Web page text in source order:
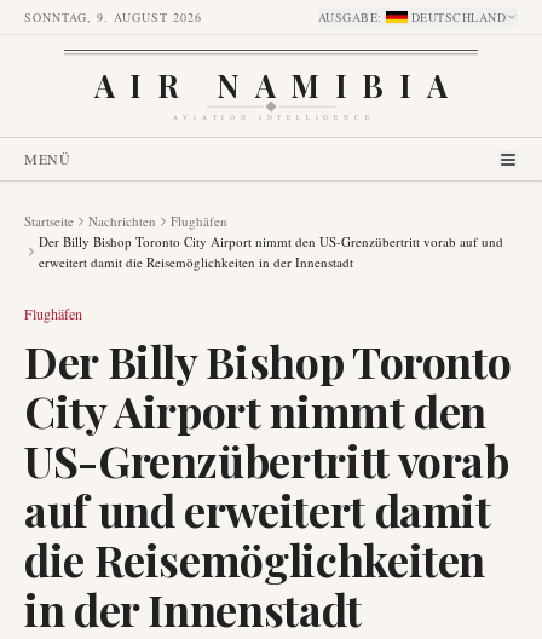
SONNTAG, 9. AUGUST 2026 AUSGABE: DEUTSCHLAND
AIR NAMIBIA
AVIATION INTELLIGENCE
MENÜ
Startseite Nachrichten
Flughäfen
Der Billy Bishop Toronto City Airport nimmt den US-Grenzübertritt vorab auf und
erweitert damit die Reisemöglichkeiten in der Innenstadt
Flughäfen
Der Billy Bishop Toronto
City Airport nimmt den
US-Grenzübertritt vorab
auf und erweitert damit
die Reisemöglichkeiten
in der Innenstadt